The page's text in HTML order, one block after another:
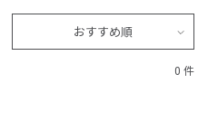
おすすめ順
0 件